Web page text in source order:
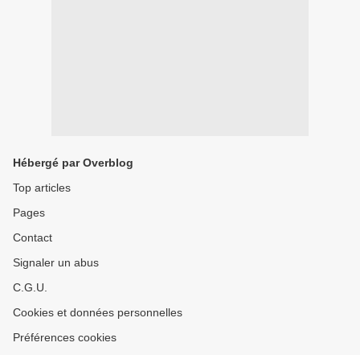
Hébergé par Overblog
Top articles
Pages
Contact
Signaler un abus
C.G.U.
Cookies et données personnelles
Préférences cookies